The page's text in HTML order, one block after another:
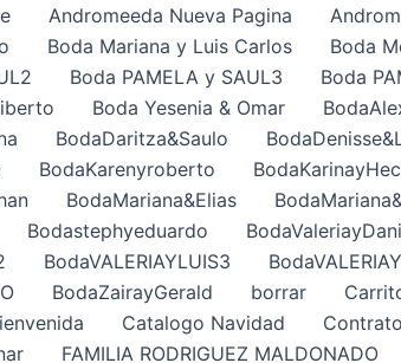
Andromeeda Nueva Pagina
Boda Mariana y Luis Carlos Boda
Boda PAMELA y SAUL3 Boda
Boda Yesenia & Omar
BodaDaritza&Saulo
BodaKarenyroberto
BodaMariana&Elias
Bodastephyeduardo
BodaVALERIAYLUIS3
BodaZairayGerald borrar
Catalogo Navidad
FAMILIA RODRIGUEZ MALDONADO